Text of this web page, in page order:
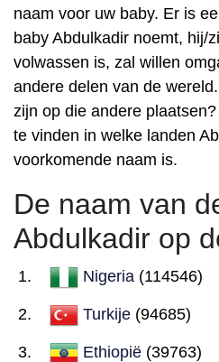
naam voor uw baby. Er is
baby Abdulkadir noemt, hij/
volwassen is, zal willen
andere delen van de
zijn op die andere
te vinden in welke landen
voorkomende naam is.
De naam van
Abdulkadir op
Nigeria (114546)
Turkije (94685)
Ethiopië (39763)